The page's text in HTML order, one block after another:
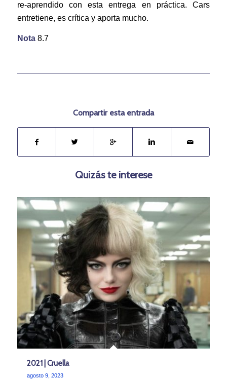
re-aprendido con esta entrega en práctica. Cars
entretiene, es crítica y aporta mucho.
Nota8.7
Compartir esta entrada
Quizás te interese
2021 | Cruella
agosto 9, 2023